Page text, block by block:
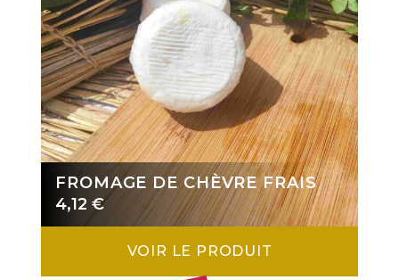
FROMAGE DE CHÈVRE FRAIS
4,12 €
VOIR LE PRODUIT